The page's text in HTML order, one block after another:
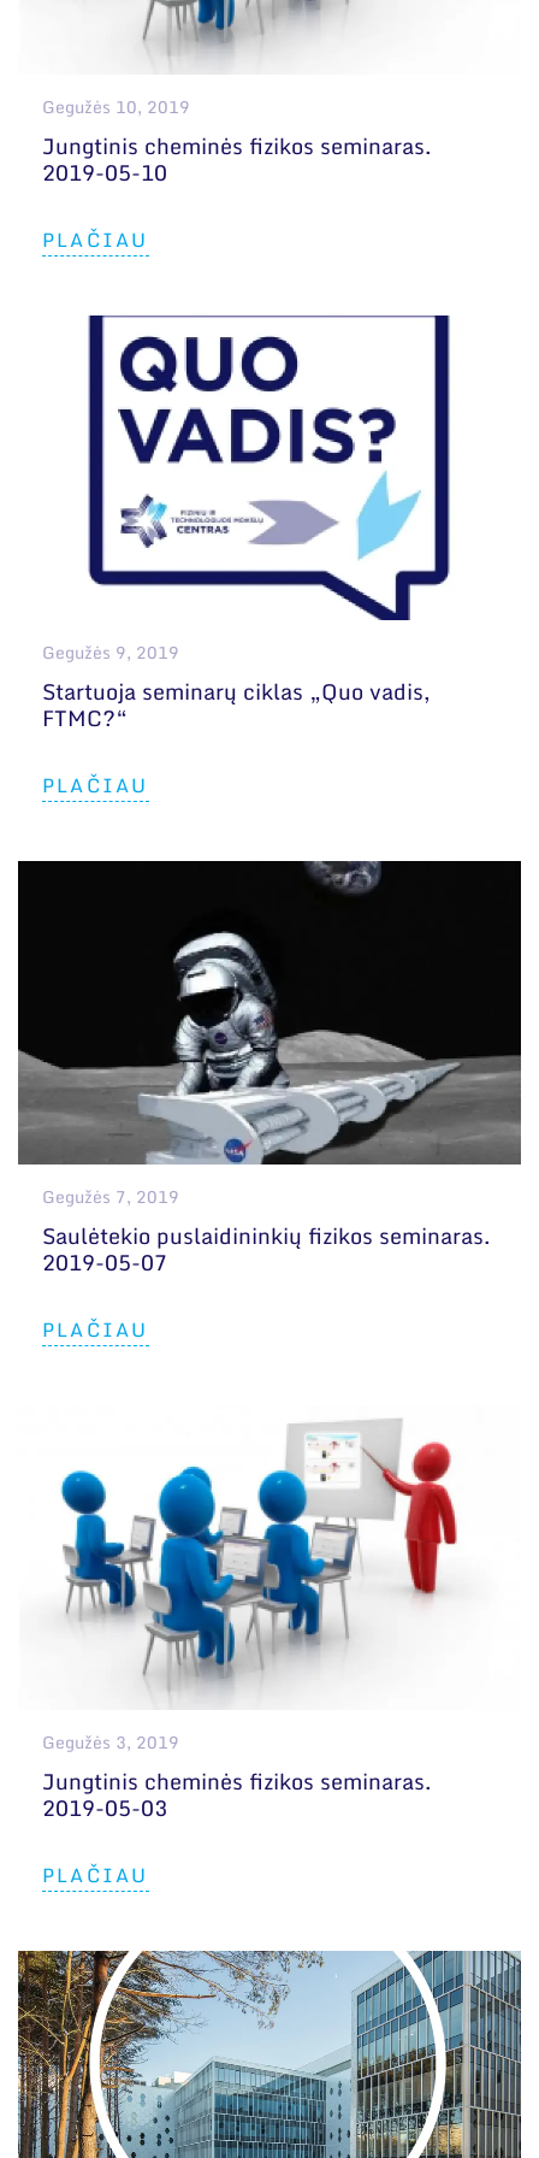
organizacijose bei asociacijose
Bendri rekvizitai
Administracija
Darbuotojų kontaktai
Gegužės 10, 2019
Jungtinis cheminės fizikos seminaras.
2019-05-10
PLAČIAU
Gegužės 9, 2019
Startuoja seminarų ciklas „Quo vadis,
FTMC?“
PLAČIAU
Gegužės 7, 2019
Saulėtekio puslaidininkių fizikos seminaras.
2019-05-07
PLAČIAU
Gegužės 3, 2019
Jungtinis cheminės fizikos seminaras.
2019-05-03
PLAČIAU